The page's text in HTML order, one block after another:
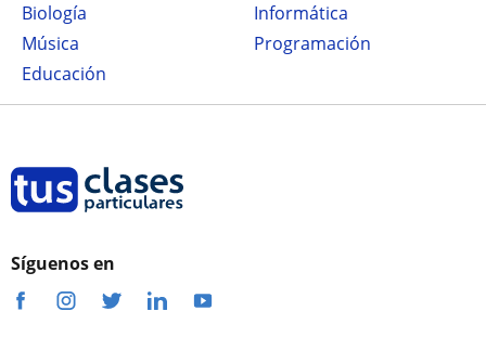
Biología
Informática
Música
Programación
Educación
Síguenos en